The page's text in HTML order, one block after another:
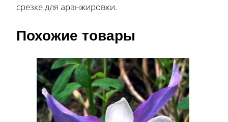
срезке для аранжировки.
Похожие товары